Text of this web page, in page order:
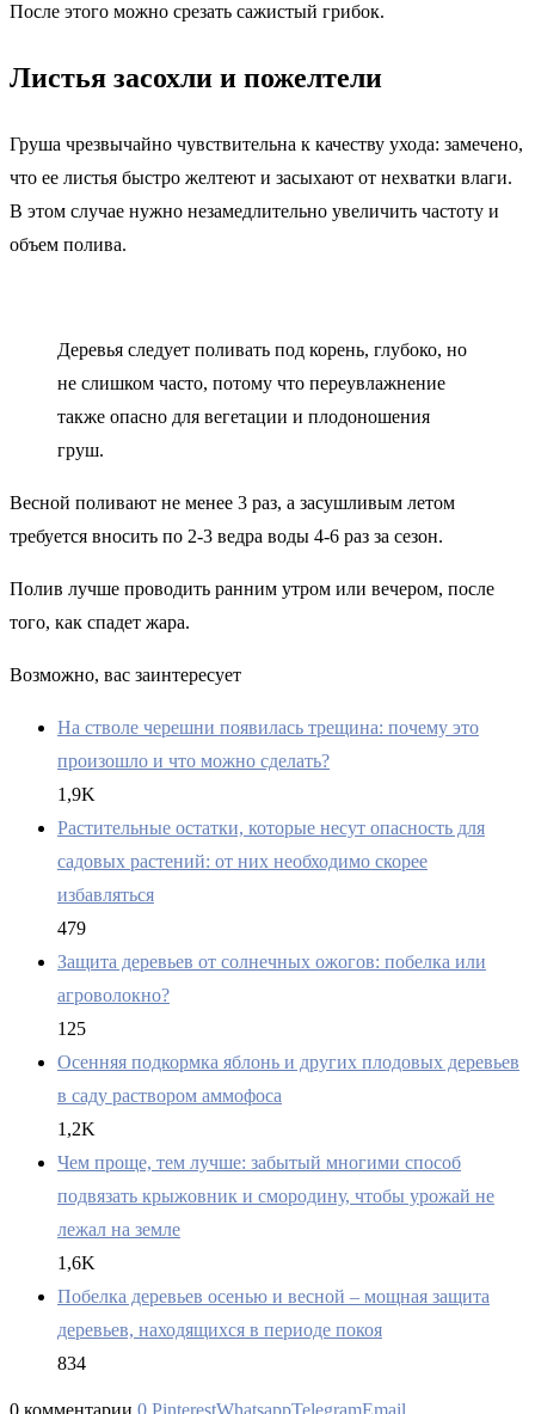
После этого можно срезать сажистый грибок.
Листья засохли и пожелтели
Груша чрезвычайно чувствительна к качеству ухода: замечено,
что ее листья быстро желтеют и засыхают от нехватки влаги.
В этом случае нужно незамедлительно увеличить частоту и
объем полива.
Деревья следует поливать под корень, глубоко, но
не слишком часто, потому что переувлажнение
также опасно для вегетации и плодоношения
груш.
Весной поливают не менее 3 раз, а засушливым летом
требуется вносить по 2-3 ведра воды 4-6 раз за сезон.
Полив лучше проводить ранним утром или вечером, после
того, как спадет жара.
Возможно, вас заинтересует
На стволе черешни появилась трещина: почему это
произошло и что можно сделать?
1,9K
Растительные остатки, которые несут опасность для
садовых растений: от них необходимо скорее
избавляться
479
Защита деревьев от солнечных ожогов: побелка или
агроволокно?
125
Осенняя подкормка яблонь и других плодовых деревьев
в саду раствором аммофоса
1,2K
Чем проще, тем лучше: забытый многими способ
подвязать крыжовник и смородину, чтобы урожай не
лежал на земле
1,6K
Побелка деревьев осенью и весной – мощная защита
деревьев, находящихся в периоде покоя
834
0 комментарии 0 PinterestWhatsappTelegramEmail